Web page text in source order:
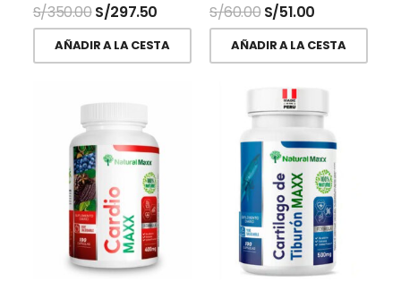
S/350.00S/297.50
AÑADIR A LA CESTA
S/60.00 S/51.00
AÑADIR A LA CESTA